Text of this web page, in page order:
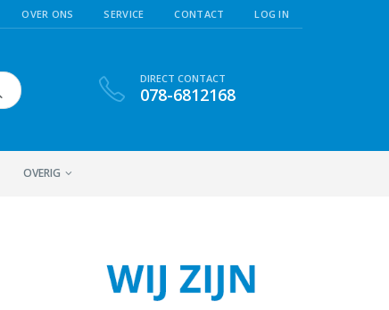
OVER ONS SERVICE CONTACT LOG IN
DIRECT CONTACT
078-6812168
OVERIG